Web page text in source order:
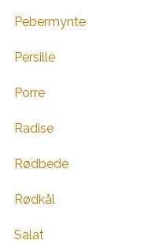
Pebermynte
Persille
Porre
Radise
Rødbede
Rødkål
Salat